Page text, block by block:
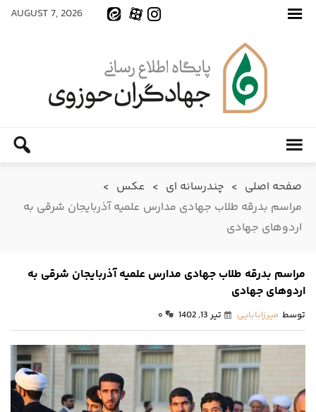
AUGUST 7, 2026
صفحه اصلی > چندرسانه ای > عکس >
مراسم بدرقه طلاب جهادی مدارس علمیه آذربایجان شرقی به
اردوهای جهادی
مراسم بدرقه طلاب جهادی مدارس علمیه آذربایجان شرقی به
اردوهای جهادی
توسط میرزابابایی تیر 13, 1402 ۰